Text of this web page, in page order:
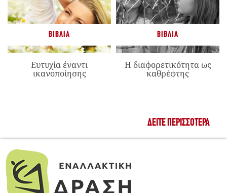
ΒΙΒΛΊΑ
Ευτυχία έναντι
ικανοποίησης
ΒΙΒΛΊΑ
Η διαφορετικότητα ως
καθρέφτης
ΔΕΊΤΕ ΠΕΡΙΣΣΌΤΕΡΑ